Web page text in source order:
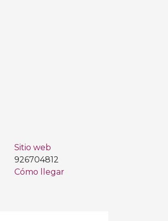
Sitio web
926704812
Cómo llegar